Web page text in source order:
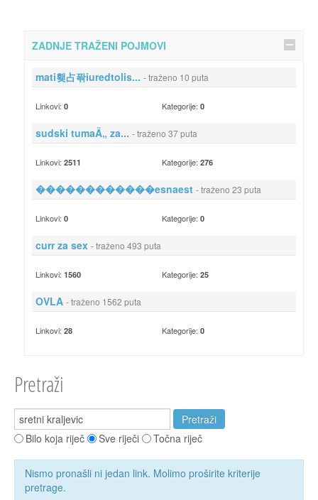
ZADNJE TRAŽENI POJMOVI
mati횆占퐊iuredtolis... - traženo 10 puta
Linkovi: 0 Kategorije:0
sudski tumaÃ„ za... - traženo 37 puta
Linkovi: 2511 Kategorije:276
������������esnaest - traženo 23 puta
Linkovi: 0 Kategorije:0
curr za sex - traženo 493 puta
Linkovi: 1560 Kategorije:25
OVLA - traženo 1562 puta
Linkovi: 28 Kategorije:0
Pretraži
Bilo koja riječ Sve riječi Točna riječ
Nismo pronašli ni jedan link. Molimo proširite kriterije
pretrage.